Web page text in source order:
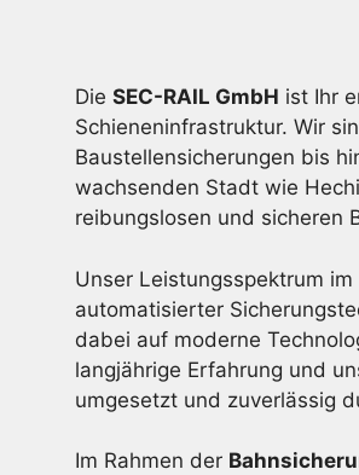
Die SEC-RAIL GmbH ist Ihr
Schieneninfrastruktur. Wir
Baustellensicherungen bis
wachsenden Stadt wie
reibungslosen und sicheren
Unser Leistungsspektrum im
automatisierter
dabei auf moderne
langjährige Erfahrung und
umgesetzt und zuverlässig
Im Rahmen der